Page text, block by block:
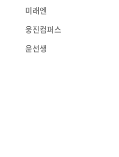
미래엔
웅진컴퍼스
윤선생